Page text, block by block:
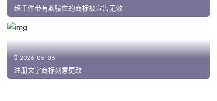
超千件带有欺骗性的商标被宣告无效
2026-05-06
注册文字商标刻意更改